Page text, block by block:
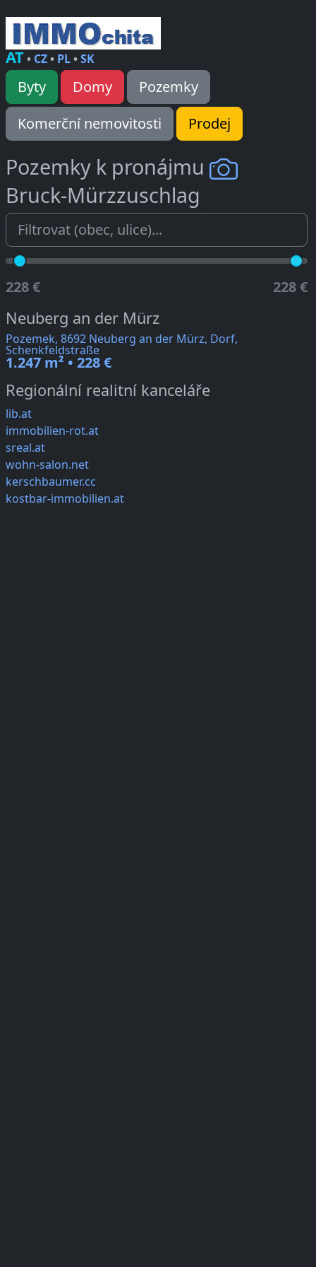
AT• CZ• PL•SK
Byty Domy
Pozemky
Komerční nemovitosti
Prodej
Pozemky k pronájmu
Bruck-Mürzzuschlag
228 € 228 €
Neuberg an der Mürz
Pozemek, 8692 Neuberg an der Mürz, Dorf,
Schenkfeldstraße
1.247 m² • 228 €
Regionální realitní kanceláře
lib.at
immobilien-rot.at
sreal.at
wohn-salon.net
kerschbaumer.cc
kostbar-immobilien.at